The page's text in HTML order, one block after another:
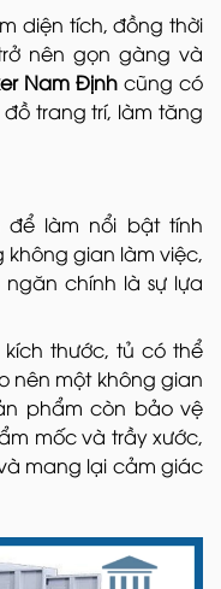
diện tích, đồng thời
nên gọn gàng và
Nam Định cũng có
trang trí, làm tăng
làm nổi bật tính
gian làm việc,
chính là sự lựa
thước, tủ có thể
nên một không gian
phẩm còn bảo vệ
mốc và trầy xước,
mang lại cảm giác